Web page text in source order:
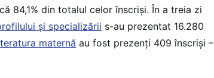
84,1% din totalul celor înscriși. În a treia zi
și specializării s-au prezentat 16.280
maternă au fost prezenți 409 înscriși –